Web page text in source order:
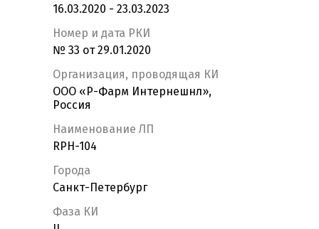
16.03.2020 - 23.03.2023
Номер и дата РКИ
№ 33 от 29.01.2020
Организация, проводящая КИ
ООО «Р-Фарм Интернешнл»,
Россия
Наименование ЛП
RPH-104
Города
Санкт-Петербург
Фаза КИ